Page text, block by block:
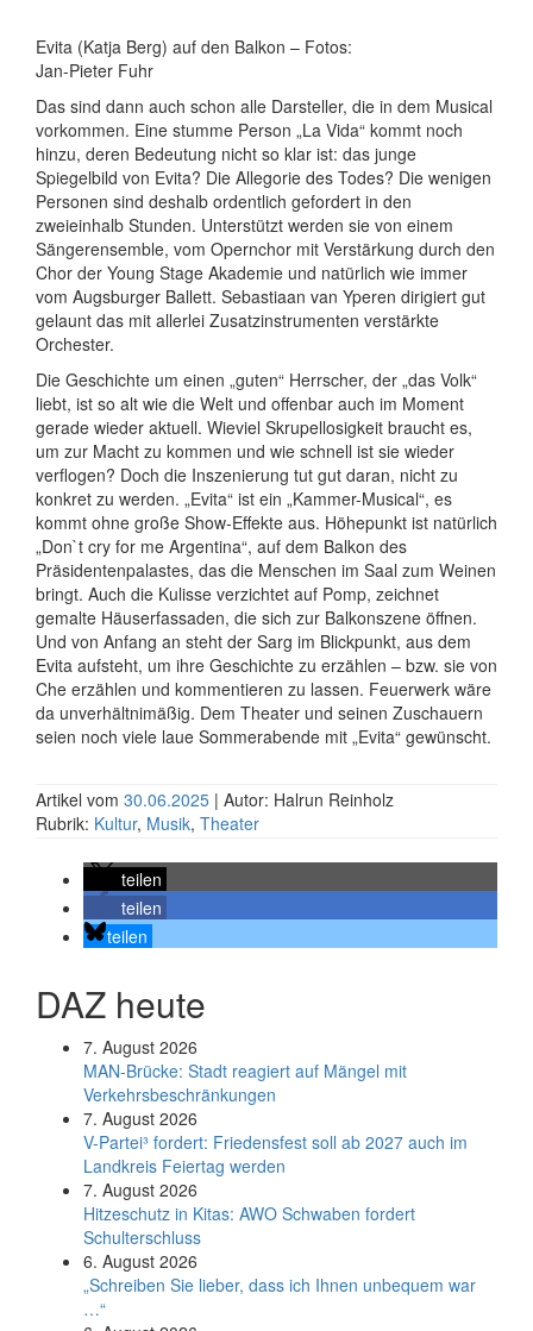
Evita (Katja Berg) auf den Balkon – Fotos:
Jan-Pieter Fuhr
Das sind dann auch schon alle Darsteller, die in dem Musical
vorkommen. Eine stumme Person „La Vida“ kommt noch
hinzu, deren Bedeutung nicht so klar ist: das junge
Spiegelbild von Evita? Die Allegorie des Todes? Die wenigen
Personen sind deshalb ordentlich gefordert in den
zweieinhalb Stunden. Unterstützt werden sie von einem
Sängerensemble, vom Opernchor mit Verstärkung durch den
Chor der Young Stage Akademie und natürlich wie immer
vom Augsburger Ballett. Sebastiaan van Yperen dirigiert gut
gelaunt das mit allerlei Zusatzinstrumenten verstärkte
Orchester.
Die Geschichte um einen „guten“ Herrscher, der „das Volk“
liebt, ist so alt wie die Welt und offenbar auch im Moment
gerade wieder aktuell. Wieviel Skrupellosigkeit braucht es,
um zur Macht zu kommen und wie schnell ist sie wieder
verflogen? Doch die Inszenierung tut gut daran, nicht zu
konkret zu werden. „Evita“ ist ein „Kammer-Musical“, es
kommt ohne große Show-Effekte aus. Höhepunkt ist natürlich
„Don`t cry for me Argentina“, auf dem Balkon des
Präsidentenpalastes, das die Menschen im Saal zum Weinen
bringt. Auch die Kulisse verzichtet auf Pomp, zeichnet
gemalte Häuserfassaden, die sich zur Balkonszene öffnen.
Und von Anfang an steht der Sarg im Blickpunkt, aus dem
Evita aufsteht, um ihre Geschichte zu erzählen – bzw. sie von
Che erzählen und kommentieren zu lassen. Feuerwerk wäre
da unverhältnimäßig. Dem Theater und seinen Zuschauern
seien noch viele laue Sommerabende mit „Evita“ gewünscht.
Artikel vom 30.06.2025 | Autor: Halrun Reinholz
Rubrik: Kultur, Musik, Theater
teilen
teilen
teilen
DAZ heute
7. August 2026
MAN-Brücke: Stadt reagiert auf Mängel mit
Verkehrsbeschränkungen
7. August 2026
V-Partei­³ fordert: Friedens­fest soll ab 2027 auch im
Land­kreis Feier­tag werden
7. August 2026
Hitzeschutz in Kitas: AWO Schwaben fordert
Schulterschluss
6. August 2026
„Schreiben Sie lieber, dass ich Ihnen unbequem war
…“